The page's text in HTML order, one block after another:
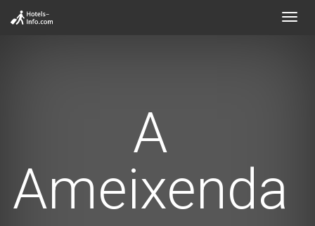
A
Ameixenda